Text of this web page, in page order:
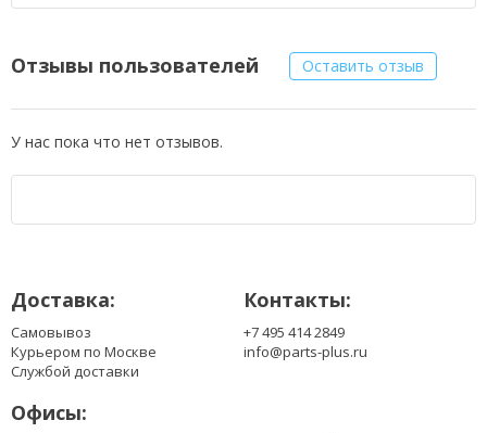
Отзывы пользователей Оставить отзыв
У нас пока что нет отзывов.
Доставка:
Самовывоз
Курьером по Москве
Службой доставки
Контакты:
+7 495 414 2849
info@parts-plus.ru
Офисы: